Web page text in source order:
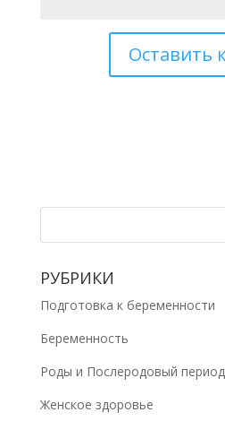
РУБРИКИ
Подготовка к беременности
Беременность
Роды и Послеродовый период
Женское здоровье